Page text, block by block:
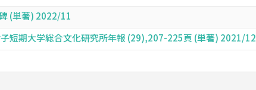
(単著) 2022/11
短期大学総合文化研究所年報 (29),207-225頁 (単著) 2021/12